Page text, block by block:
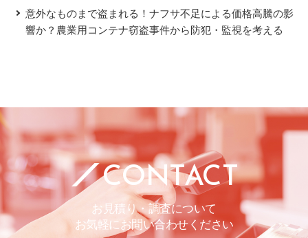
意外なものまで盗まれる！ナフサ不足による価格高騰の影
響か？農業用コンテナ窃盗事件から防犯・監視を考える
CONTACT
お見積り・調査について
お気軽にお問い合わせください